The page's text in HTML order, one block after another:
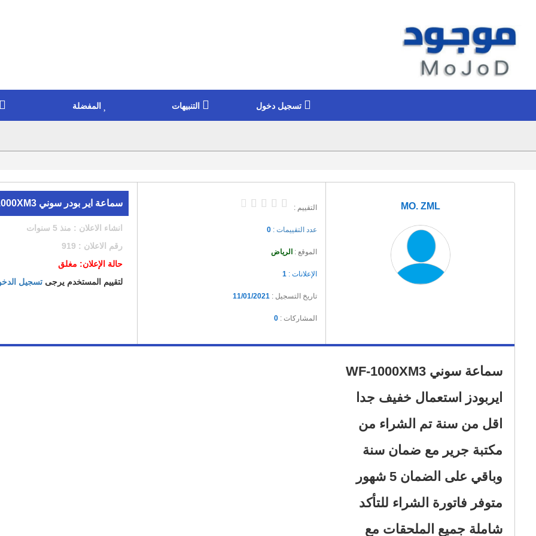
تسجيل دخول التنبيهات المفضلة
MO. ZML التقييم :
عدد التقييمات : 0
الموقع : الرياض
الإعلانات : 1
تاريخ التسجيل : 11/01/2021
المشاركات : 0
سماعة اير بودر سوني WF-1000XM3
انشاء الاعلان : منذ 5 سنوات
رقم الاعلان : 919
حالة الإعلان: مغلق
لتقييم المستخدم يرجىتسجيل